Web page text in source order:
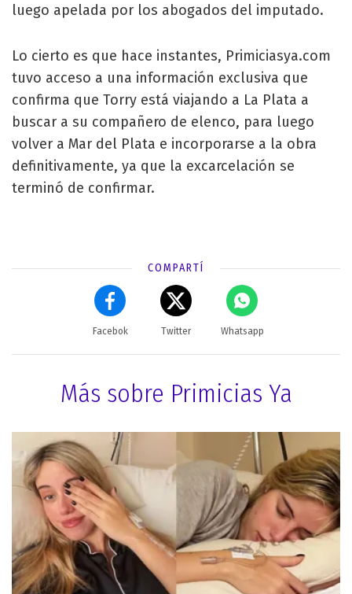
luego apelada por los abogados del imputado.
Lo cierto es que hace instantes, Primiciasya.com
tuvo acceso a una información exclusiva que
confirma que Torry está viajando a La Plata a
buscar a su compañero de elenco, para luego
volver a Mar del Plata e incorporarse a la obra
definitivamente, ya que la excarcelación se
terminó de confirmar.
COMPARTÍ
Facebok Twitter Whatsapp
Más sobre Primicias Ya